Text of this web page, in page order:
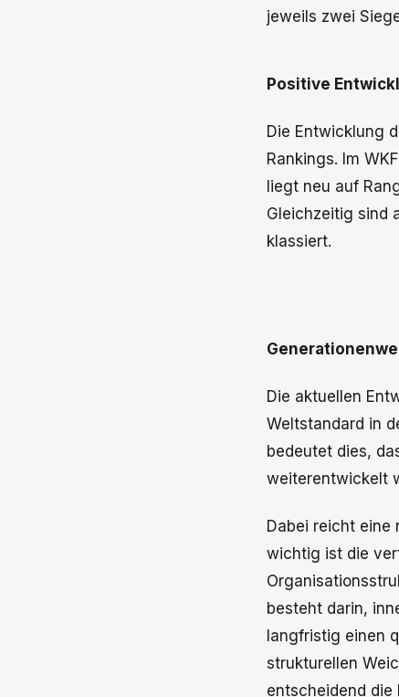
jeweils zwei
Positive
Die Entwicklung
Rankings. Im
liegt neu auf
Gleichzeitig sind
klassiert.
Die aktuellen
Weltstandard in
bedeutet dies,
weiterentwickelt
Dabei reicht eine
wichtig ist die
besteht darin,
langfristig einen
strukturellen
entscheidend die